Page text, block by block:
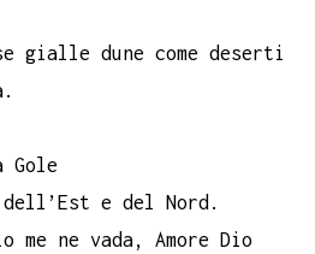
gialle dune come deserti
Gole
e del Nord.
me ne vada, Amore Dio